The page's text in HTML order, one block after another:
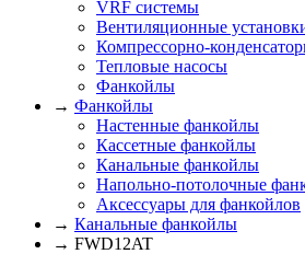
VRF системы
Вентиляционные
Компрессорно-
Тепловые насосы
Фанкойлы
→ Фанкойлы
Настенные фанкойлы
Кассетные фанкойлы
Канальные фанкойлы
Напольно-потолочные
Аксессуары для фанкойлов
→ Канальные фанкойлы
→ FWD12AT